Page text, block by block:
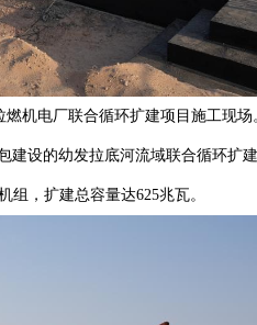
机电厂联合循环扩建项目施工现
设的幼发拉底河流域联合循环扩
，扩建总容量达625兆瓦。